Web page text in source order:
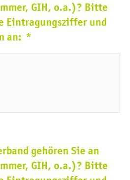
GIH, o.a.)? Bitte
Eintragungsziffer und
an: *
gehören Sie an
GIH, o.a.)? Bitte